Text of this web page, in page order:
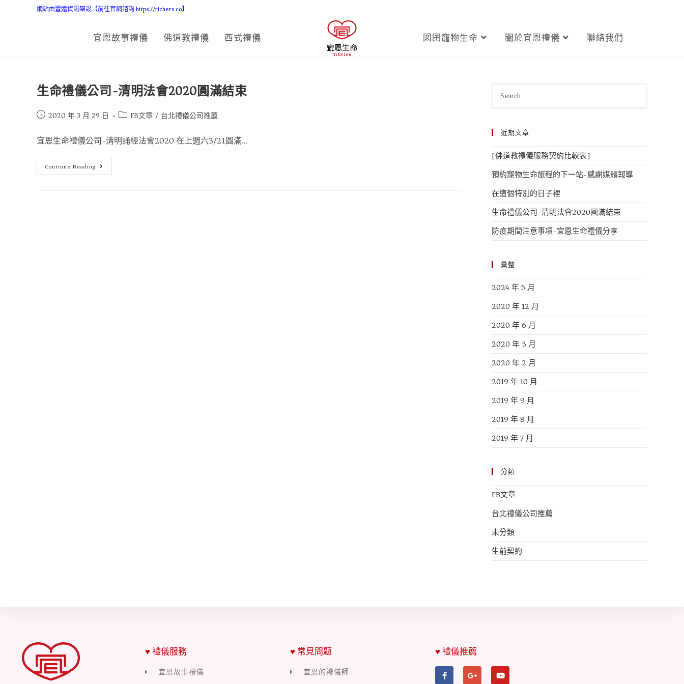
網站由豐遠資訊架設【前往官網諮詢 https://richers.co】
宜恩故事禮儀 佛道教禮儀 西式禮儀 囡囝寵物生命 關於宜恩禮儀 聯絡我們
生命禮儀公司-清明法會2020圓滿結束
2020 年 3 月 29 日 FB文章 / 台北禮儀公司推薦
宜恩生命禮儀公司-清明誦經法會2020 在上週六3/21圓滿...
Continue Reading
近期文章
[佛道教禮儀服務契約比較表]
預約寵物生命旅程的下一站-感謝媒體報導
在這個特別的日子裡
生命禮儀公司-清明法會2020圓滿結束
防疫期間注意事項-宜恩生命禮儀分享
彙整
2024 年 5 月
2020 年 12 月
2020 年 6 月
2020 年 3 月
2020 年 2 月
2019 年 10 月
2019 年 9 月
2019 年 8 月
2019 年 7 月
分類
FB文章
台北禮儀公司推薦
未分類
生前契約
♥ 禮儀服務
宜恩故事禮儀
♥ 常見問題
宜恩的禮儀師
♥ 禮儀推薦